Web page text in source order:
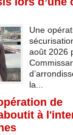
Une
août 2026
la...
de
à